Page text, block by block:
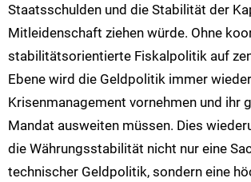
Staatsschulden und die Stabilität der
Mitleidenschaft ziehen würde. Ohne
stabilitätsorientierte Fiskalpolitik auf
Ebene wird die Geldpolitik immer wieder
Krisenmanagement vornehmen und ihr
Mandat ausweiten müssen. Dies
die Währungsstabilität nicht nur eine
technischer Geldpolitik, sondern eine